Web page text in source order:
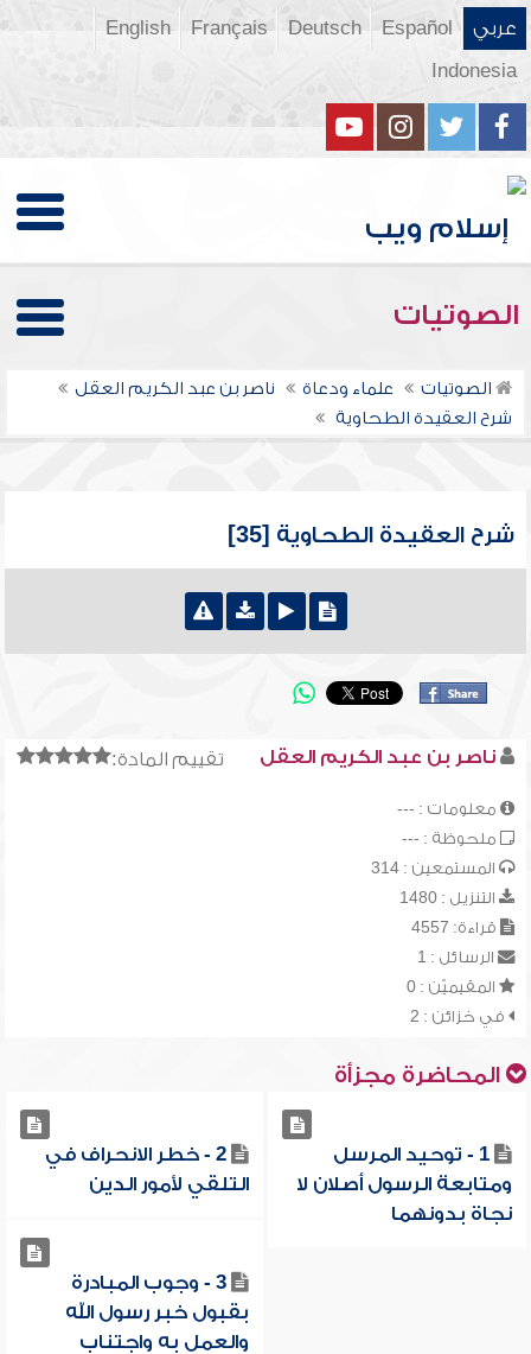
عربي Español
Deutsch
Français
English
Indonesia
الصوتيات
الصوتيات علماء ودعاة
ناصر بن عبد الكريم العقل
شرح العقيدة الطحاوية
شرح العقيدة الطحاوية [35]
تقييم المادة: ناصر بن عبد الكريم العقل
معلومات : ---
ملحوظة : ---
المستمعين : 314
التنزيل : 1480
قراءة: 4557
الرسائل : 1
المقيميّن : 0
في خزائن : 2
المحاضرة مجزأة
1 - توحيد المرسل
ومتابعة الرسول أصلان لا
نجاة بدونهما
2 - خطر الانحراف في
التلقي لأمور الدين
3 - وجوب المبادرة
بقبول خبر رسول الله
والعمل به واجتناب